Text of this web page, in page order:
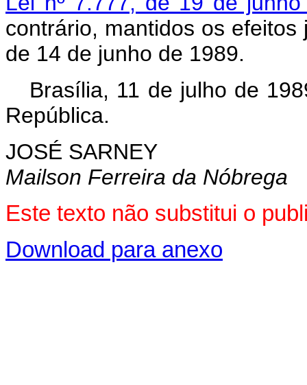
contrário, mantidos os
de 14 de junho de 1989.
Brasília, 11 de julho de
República.
JOSÉ SARNEY
Mailson Ferreira da Nóbrega
Este texto não substitui o
Download para anexo